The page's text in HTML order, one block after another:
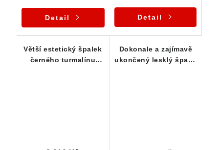
Detail Detail
Větší estetický špalek
černého turmalínu
Dokonale a zajímavě
ukončený lesklý špalík